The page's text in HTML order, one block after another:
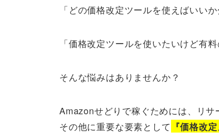
「どの価格改定ツールを使えばいい
「価格改定ツールを使いたいけど有
そんな悩みはありませんか？
Amazonせどりで稼ぐためには、リサ
その他に重要な要素として 『価格改定